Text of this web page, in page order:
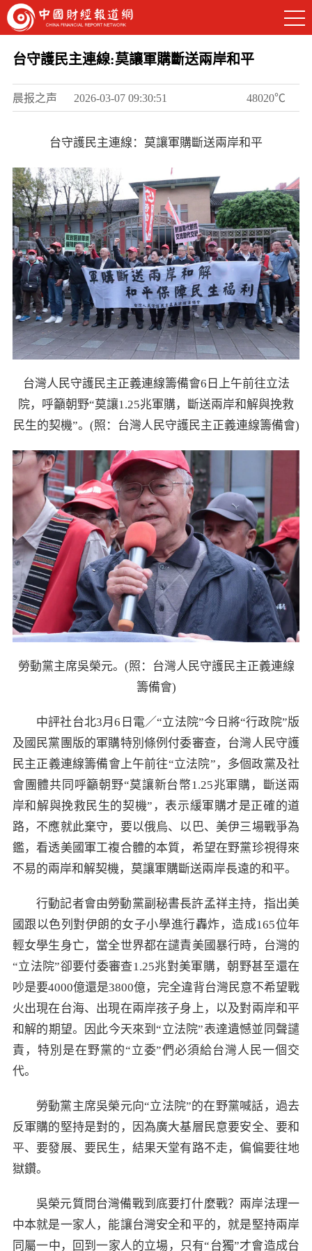
台守護民主連線:莫讓軍購斷送兩岸和平
晨报之声 2026-03-07 09:30:51 48020℃
台守護民主連線：莫讓軍購斷送兩岸和平
台灣人民守護民主正義連線籌備會6日上午前往立法
院，呼籲朝野“莫讓1.25兆軍購，斷送兩岸和解與挽救
民生的契機”。(照：台灣人民守護民主正義連線籌備會)
勞動黨主席吳榮元。(照：台灣人民守護民主正義連線
籌備會)
中評社台北3月6日電／“立法院”今日將“行政院”版
及國民黨團版的軍購特別條例付委審查，台灣人民守護
民主正義連線籌備會上午前往“立法院”，多個政黨及社
會團體共同呼籲朝野“莫讓新台幣1.25兆軍購，斷送兩
岸和解與挽救民生的契機”，表示緩軍購才是正確的道
路，不應就此棄守，要以俄烏、以巴、美伊三場戰爭為
鑑，看透美國軍工複合體的本質，希望在野黨珍視得來
不易的兩岸和解契機，莫讓軍購斷送兩岸長遠的和平。
行動記者會由勞動黨副秘書長許孟祥主持，指出美
國跟以色列對伊朗的女子小學進行轟炸，造成165位年
輕女學生身亡，當全世界都在譴責美國暴行時，台灣的
“立法院”卻要付委審查1.25兆對美軍購，朝野甚至還在
吵是要4000億還是3800億，完全違背台灣民意不希望戰
火出現在台海、出現在兩岸孩子身上，以及對兩岸和平
和解的期望。因此今天來到“立法院”表達遺憾並同聲譴
責，特別是在野黨的“立委”們必須給台灣人民一個交
代。
勞動黨主席吳榮元向“立法院”的在野黨喊話，過去
反軍購的堅持是對的，因為廣大基層民意要安全、要和
平、要發展、要民生，結果天堂有路不走，偏偏要往地
獄鑽。
吳榮元質問台灣備戰到底要打什麼戰？兩岸法理一
中本就是一家人，能讓台灣安全和平的，就是堅持兩岸
同屬一中，回到一家人的立場，只有“台獨”才會造成台